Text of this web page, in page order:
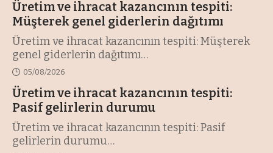
Üretim ve ihracat kazancının tespiti:
Müşterek genel giderlerin dağıtımı
Üretim ve ihracat kazancının tespiti: Müşterek
genel giderlerin dağıtımı…
05/08/2026
Üretim ve ihracat kazancının tespiti:
Pasif gelirlerin durumu
Üretim ve ihracat kazancının tespiti: Pasif
gelirlerin durumu…